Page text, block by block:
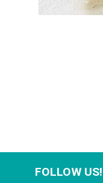
FOLLOW US!